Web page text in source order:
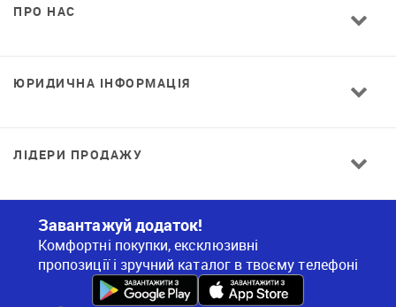
ПРО НАС
ЮРИДИЧНА ІНФОРМАЦІЯ
ЛІДЕРИ ПРОДАЖУ
Завантажуй додаток!
Комфортні покупки, ексклюзивні
пропозиції і зручний каталог в твоєму телефоні